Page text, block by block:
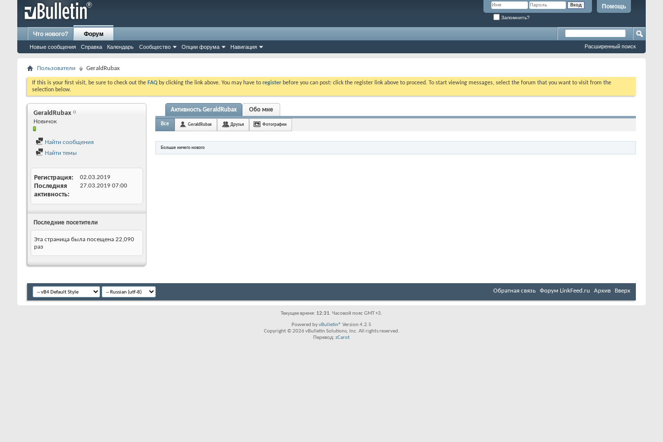
Помощь
Запомнить?
Что нового? Форум
Новые сообщения Справка Календарь Сообщество Опции форума Навигация Расширенный поиск
Пользователи GeraldRubax
If this is your first visit, be sure to check out the FAQ by clicking the link above. You may have to register before you can post: click the register link above to proceed. To start viewing messages, select the forum that you want to visit from the
selection below.
GeraldRubax
Новичок
Найти сообщения
Найти темы
Регистрация 02.03.2019
Последняя
активность
27.03.2019 07:00
Последние посетители
Эта страница была посещена 22,090
раз
Активность GeraldRubax Обо мне
Все GeraldRubax Друзья Фотографии
Больше ничего нового
Обратная связь Форум LinkFeed.ru Архив Вверх
Текущее время: 12:31. Часовой пояс GMT +3.
Powered byvBulletin® Version 4.2.5
Copyright © 2026 vBulletin Solutions, Inc. All rights reserved.
Перевод: zCarot